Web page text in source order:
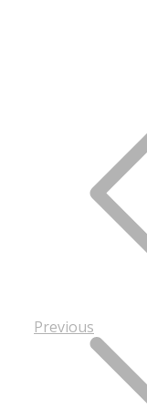
Previous